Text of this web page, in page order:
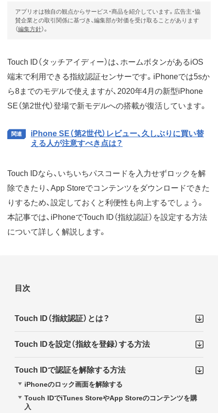
アプリオは独自の観点からサービス・商品を紹介しています。広告主・協
賛企業との取引関係に基づき、編集部が対価を受け取ることがあります
（編集方針）。
Touch ID（タッチアイディー）は、ホームボタンがあるiOS
端末で利用できる指紋認証センサーです。iPhoneでは5sか
ら8までのモデルで使えますが、2020年4月の新型iPhone
SE（第2世代）登場で新モデルへの搭載が復活しています。
iPhone SE（第2世代）レビュー、久しぶりに買い替
える人が注意すべき点は？
Touch IDなら、いちいちパスコードを入力せずロックを解
除できたり、App Storeでコンテンツをダウンロードできた
りするため、設定しておくと利便性も向上するでしょう。
本記事では、iPhoneでTouch ID（指紋認証）を設定する方法
について詳しく解説します。
目次
Touch ID（指紋認証）とは？
Touch IDを設定（指紋を登録）する方法
Touch IDで認証を解除する方法
iPhoneのロック画面を解除する
Touch IDでiTunes StoreやApp Storeのコンテンツを購
入